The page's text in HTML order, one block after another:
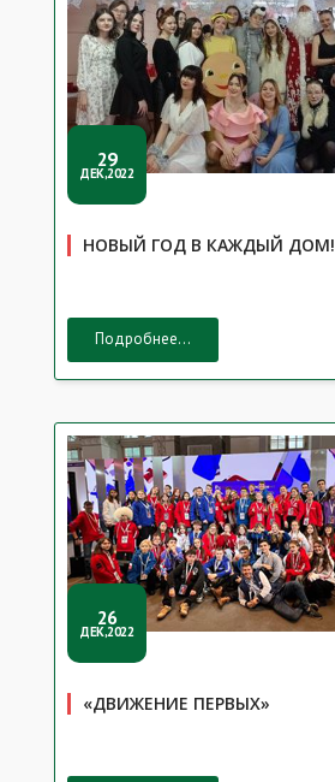
29
ДЕК,2022
НОВЫЙ ГОД В КАЖДЫЙ ДОМ!
Подробнее...
26
ДЕК,2022
«ДВИЖЕНИЕ ПЕРВЫХ»